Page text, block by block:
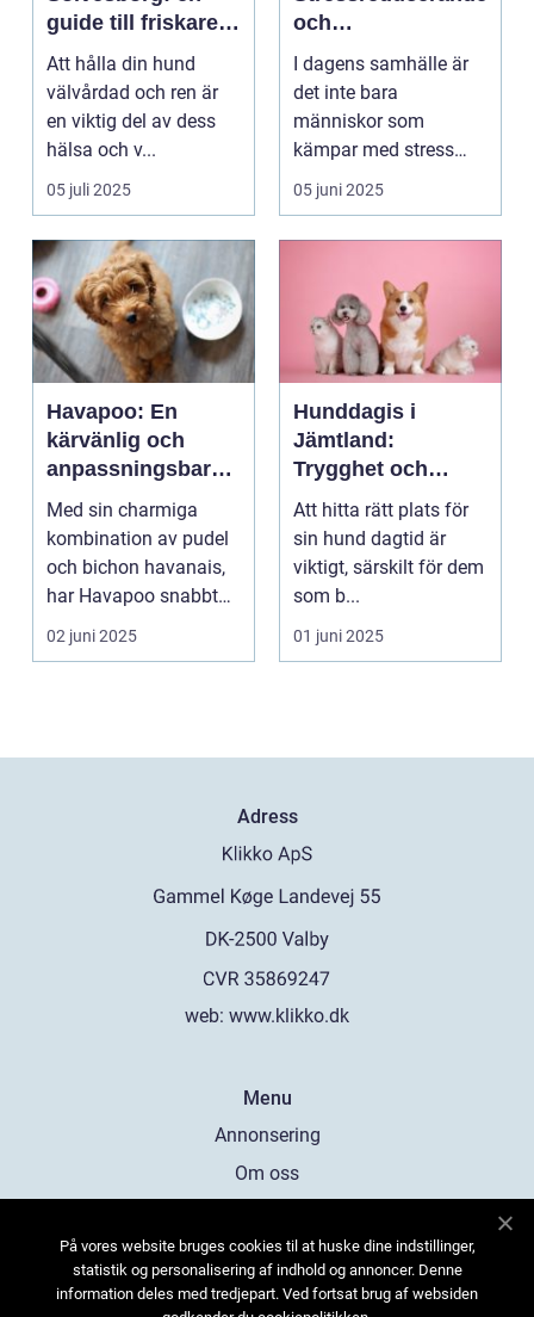
guide till friskare
och gladare
hundar
Att hålla din hund
välvårdad och ren är
en viktig del av dess
hälsa och v...
05 juli 2025
och
ångestdämpande
hundhalsband
I dagens samhälle är
det inte bara
människor som
kämpar med stress
och ång...
05 juni 2025
Havapoo: En
kärvänlig och
anpassningsbar
familjemedlem
Med sin charmiga
kombination av pudel
och bichon havanais,
har Havapoo snabbt
blivit en älsklin...
02 juni 2025
Hunddagis i
Jämtland:
Trygghet och
glädje för din
fyrfota vän
Att hitta rätt plats för
sin hund dagtid är
viktigt, särskilt för dem
som b...
01 juni 2025
Adress
web: www.klikko.dk
Menu
Annonsering
Om oss
Kontakta oss
Sitemap
På vores website bruges cookies til at huske dine indstillinger,
statistik og personalisering af indhold og annoncer. Denne
information deles med tredjepart. Ved fortsat brug af websiden